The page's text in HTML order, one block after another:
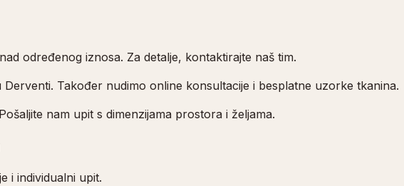
određenog iznosa. Za detalje, kontaktirajte naš tim.
Također nudimo online konsultacije i besplatne uzorke tkanina.
nam upit s dimenzijama prostora i željama.
i individualni upit.